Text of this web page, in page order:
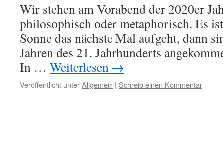
Wir stehen am Vorabend der 2020er
philosophisch oder metaphorisch. Es
Sonne das nächste Mal aufgeht, dann
Jahren des 21. Jahrhunderts
In … Weiterlesen →
Veröffentlicht unterAllgemein | Schreib einen Kommentar